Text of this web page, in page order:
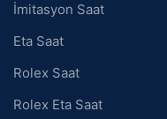
İmitasyon Saat
Eta Saat
Rolex Saat
Rolex Eta Saat